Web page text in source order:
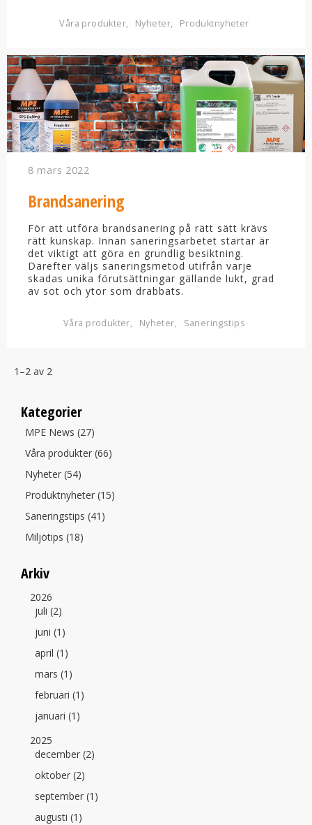
Våra produkter Nyheter Produktnyheter
8 mars 2022
Brandsanering
För att utföra brandsanering på rätt sätt krävs
rätt kunskap. Innan saneringsarbetet startar är
det viktigt att göra en grundlig besiktning.
Därefter väljs saneringsmetod utifrån varje
skadas unika förutsättningar gällande lukt, grad
av sot och ytor som drabbats.
Våra produkter Nyheter Saneringstips
1–2 av 2
Kategorier
MPE News (27)
Våra produkter (66)
Nyheter (54)
Produktnyheter (15)
Saneringstips (41)
Miljötips (18)
Arkiv
2026
juli (2)
juni (1)
april (1)
mars (1)
februari (1)
januari (1)
2025
december (2)
oktober (2)
september (1)
augusti (1)